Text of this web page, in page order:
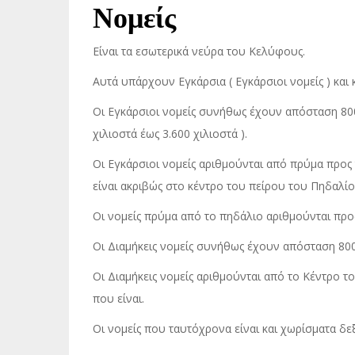
Νομείς
Είναι τα εσωτερικά νεύρα του Κελύφους.
Αυτά υπάρχουν Εγκάρσια ( Εγκάρσιοι νομείς ) και
Οι Εγκάρσιοι νομείς συνήθως έχουν απόσταση
χιλιοστά έως 3.600 χιλιοστά ).
Οι Εγκάρσιοι νομείς αριθμούνται από πρύμα
είναι ακριβώς στο κέντρο του πείρου του
Οι νομείς πρύμα από το πηδάλιο αριθμούνται
Οι Διαμήκεις νομείς συνήθως έχουν απόσταση
Οι Διαμήκεις νομείς αριθμούνται από το
που είναι.
Οι νομείς που ταυτόχρονα είναι και χωρίσματα